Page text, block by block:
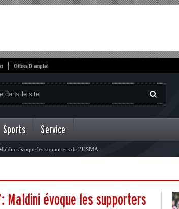
Offres D'emploi
Sports Service
évoque les supporters de l’USMA
Maldini évoque les supporters